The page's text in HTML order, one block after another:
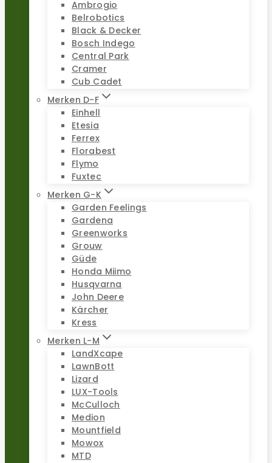
Ambrogio
Belrobotics
Black & Decker
Bosch Indego
Central Park
Cramer
Cub Cadet
Merken D-F
Einhell
Etesia
Ferrex
Florabest
Flymo
Fuxtec
Merken G-K
Garden Feelings
Gardena
Greenworks
Grouw
Güde
Honda Miimo
Husqvarna
John Deere
Kärcher
Kress
Merken L-M
LandXcape
LawnBott
Lizard
LUX-Tools
McCulloch
Medion
Mountfield
Mowox
MTD